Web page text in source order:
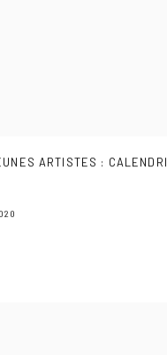
ARTISTES :